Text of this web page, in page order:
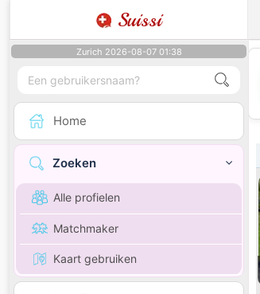
Suissi
Zurich 2026-08-07 01:38
Home
Zoeken
Alle profielen
Matchmaker
Kaart gebruiken